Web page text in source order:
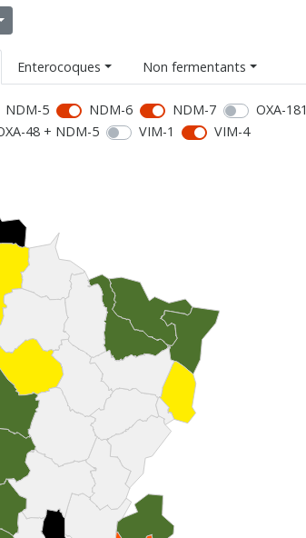
Enterocoques Non fermentants
NDM-5 NDM-6 NDM-7 OXA-181
48 + NDM-5 VIM-1 VIM-4